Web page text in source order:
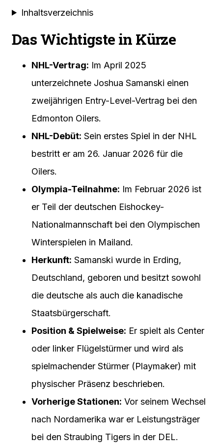
Inhaltsverzeichnis
Das Wichtigste in Kürze
NHL-Vertrag: Im April 2025
unterzeichnete Joshua Samanski einen
zweijährigen Entry-Level-Vertrag bei den
Edmonton Oilers.
NHL-Debüt: Sein erstes Spiel in der NHL
bestritt er am 26. Januar 2026 für die
Oilers.
Olympia-Teilnahme: Im Februar 2026 ist
er Teil der deutschen Eishockey-
Nationalmannschaft bei den Olympischen
Winterspielen in Mailand.
Herkunft: Samanski wurde in Erding,
Deutschland, geboren und besitzt sowohl
die deutsche als auch die kanadische
Staatsbürgerschaft.
Position & Spielweise: Er spielt als Center
oder linker Flügelstürmer und wird als
spielmachender Stürmer (Playmaker) mit
physischer Präsenz beschrieben.
Vorherige Stationen: Vor seinem Wechsel
nach Nordamerika war er Leistungsträger
bei den Straubing Tigers in der DEL.